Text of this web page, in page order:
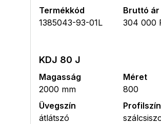
Termékkód
1385043-93-01L
Bruttó ár
304 000
KDJ 80 J
Magasság
2000 mm
Méret
800
Üvegszín
átlátszó
Profilszín